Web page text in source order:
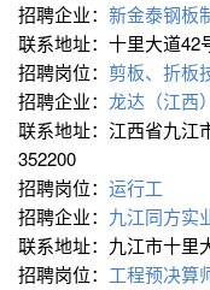
招聘企业： 新金泰钢板
联系地址：十里大道42
招聘岗位： 剪板、折板
招聘企业： 龙达（江西
联系地址：江西省九江
352200
招聘岗位： 运行工
招聘企业： 九江同方实
联系地址：九江市十里
招聘岗位： 工程预决算